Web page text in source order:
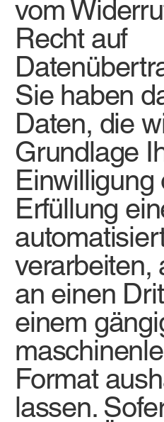
vom
Recht auf
Sie haben
Daten, die
Grundlage
Einwilligung
Erfüllung
verarbeiten,
an einen
einem
Format
lassen.